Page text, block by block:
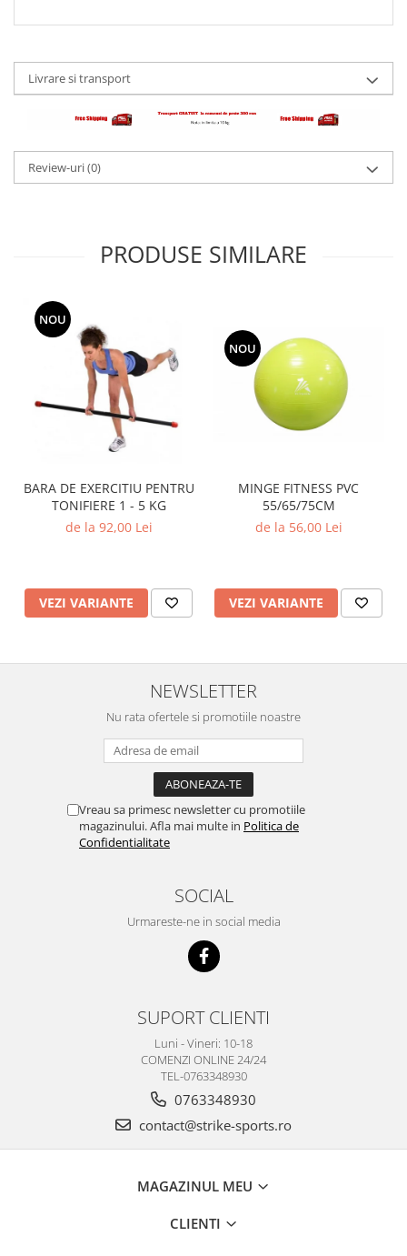
Livrare si transport
Review-uri(0)
PRODUSE SIMILARE
NOU
BARA DE EXERCITIU PENTRU
TONIFIERE 1 - 5 KG
de la 92,00 Lei
VEZI VARIANTE
NOU
MINGE FITNESS PVC
55/65/75CM
de la 56,00 Lei
VEZI VARIANTE
NEWSLETTER
Nu rata ofertele si promotiile noastre
Vreau sa primesc newsletter cu promotiile
magazinului. Afla mai multe in Politica de
Confidentialitate
SOCIAL
Urmareste-ne in social media
SUPORT CLIENTI
Luni - Vineri: 10-18
COMENZI ONLINE 24/24
TEL-0763348930
0763348930
contact@strike-sports.ro
MAGAZINUL MEU
CLIENTI